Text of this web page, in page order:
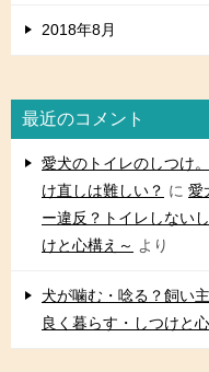
2018年8月
最近のコメント
愛犬のトイレのしつけ
け直しは難しい？ に 愛
ー違反？トイレしない
けと心構え～ より
犬が噛む・唸る？飼い
良く暮らす・しつけと